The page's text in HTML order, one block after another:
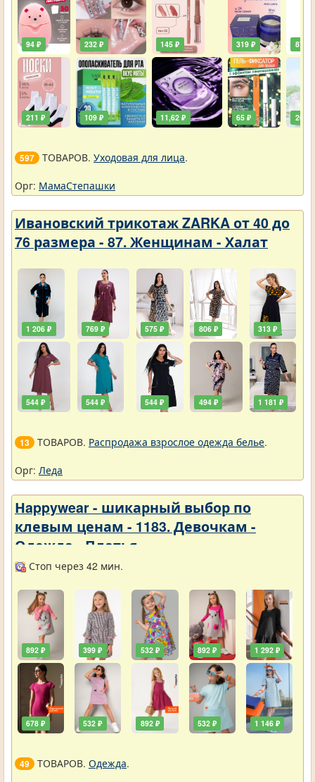
94 ₽
211 ₽
232 ₽
109 ₽
145 ₽
11,62 ₽
319 ₽
65 ₽
87 ₽
261 ₽
597 ТОВАРОВ. Уходовая для лица.
Орг: МамаСтепашки
Ивановский трикотаж ZARKA от 40 до
76 размера - 87. Женщинам - Халат
1 206 ₽
544 ₽
769 ₽
544 ₽
575 ₽
544 ₽
806 ₽
494 ₽
313 ₽
1 181 ₽
13 ТОВАРОВ. Распродажа взрослое одежда белье.
Орг: Леда
Нappywear - шикарный выбор по
клевым ценам - 1183. Девочкам -
Одежда - Платья
Стоп через 42 мин.
892 ₽
678 ₽
399 ₽
532 ₽
532 ₽
892 ₽
892 ₽
532 ₽
1 292 ₽
1 146 ₽
49 ТОВАРОВ. Одежда.